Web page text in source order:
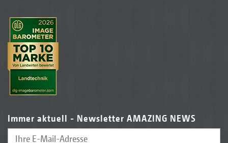
Immer aktuell - Newsletter AMAZING NEWS